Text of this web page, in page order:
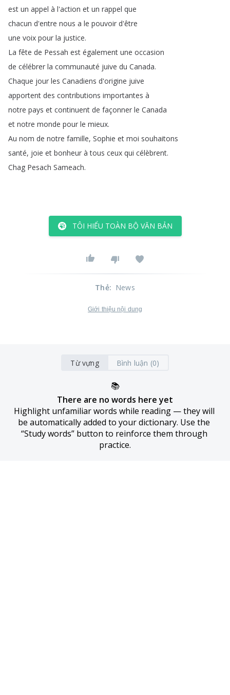
est un appel à l'action et un rappel que
chacun d'entre nous a le pouvoir d'être
une voix pour la justice.
La fête de Pessah est également une occasion
de célébrer la communauté juive du Canada.
Chaque jour les Canadiens d'origine juive
apportent des contributions importantes à
notre pays et continuent de façonner le Canada
et notre monde pour le mieux.
Au nom de notre famille, Sophie et moi souhaitons
santé, joie et bonheur à tous ceux qui célèbrent.
Chag Pesach Sameach.
TÔI HIỂU TOÀN BỘ VĂN BẢN
Thẻ: News
Giới thiệu nội dung
Từ vựng Bình luận (0)
📚
There are no words here yet
Highlight unfamiliar words while reading — they will
be automatically added to your dictionary. Use the
“Study words” button to reinforce them through
practice.